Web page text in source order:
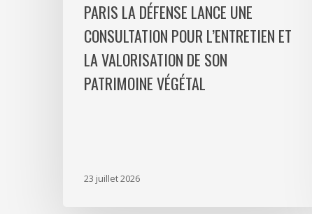
patrimoine
végétal
PARIS LA DÉFENSE LANCE UNE
CONSULTATION POUR L’ENTRETIEN ET
LA VALORISATION DE SON
PATRIMOINE VÉGÉTAL
23 juillet 2026